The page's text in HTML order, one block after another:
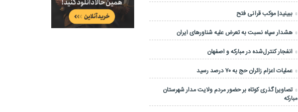
ببینید| موکب قرآنی فتح
هشدار سپاه نسبت به تعرض علیه شناورهای ایران
انفجار کنترل‌شده در مبارکه و اصفهان
عملیات اعزام زائران حج به ۷۰ درصد رسید
تصاویر| گذری کوتاه بر حضور مردم ولایت مدار شهرستان
مبارکه